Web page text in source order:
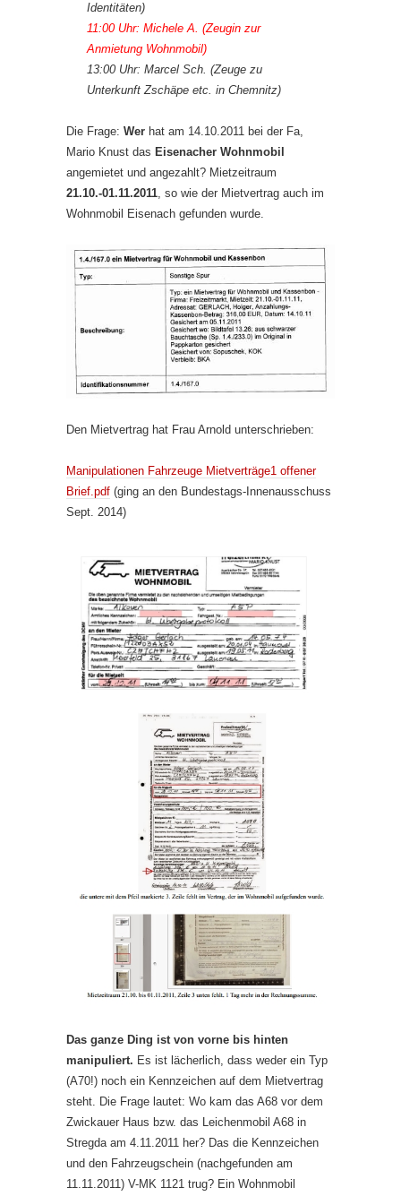
Identitäten)
11:00 Uhr: Michele A. (Zeugin zur
Anmietung Wohnmobil)
13:00 Uhr: Marcel Sch. (Zeuge zu
Unterkunft Zschäpe etc. in Chemnitz)
Die Frage: Wer hat am 14.10.2011 bei der Fa,
Mario Knust das Eisenacher Wohnmobil
angemietet und angezahlt? Mietzeitraum
21.10.-01.11.2011, so wie der Mietvertrag auch im
Wohnmobil Eisenach gefunden wurde.
Den Mietvertrag hat Frau Arnold unterschrieben:
Manipulationen Fahrzeuge Mietverträge1 offener
Brief.pdf (ging an den Bundestags-Innenausschuss
Sept. 2014)
Das ganze Ding ist von vorne bis hinten
manipuliert. Es ist lächerlich, dass weder ein Typ
(A70!) noch ein Kennzeichen auf dem Mietvertrag
steht. Die Frage lautet: Wo kam das A68 vor dem
Zwickauer Haus bzw. das Leichenmobil A68 in
Stregda am 4.11.2011 her? Das die Kennzeichen
und den Fahrzeugschein (nachgefunden am
11.11.2011) V-MK 1121 trug? Ein Wohnmobil